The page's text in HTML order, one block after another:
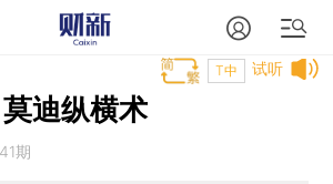
试听
T中
迪纵横术
期